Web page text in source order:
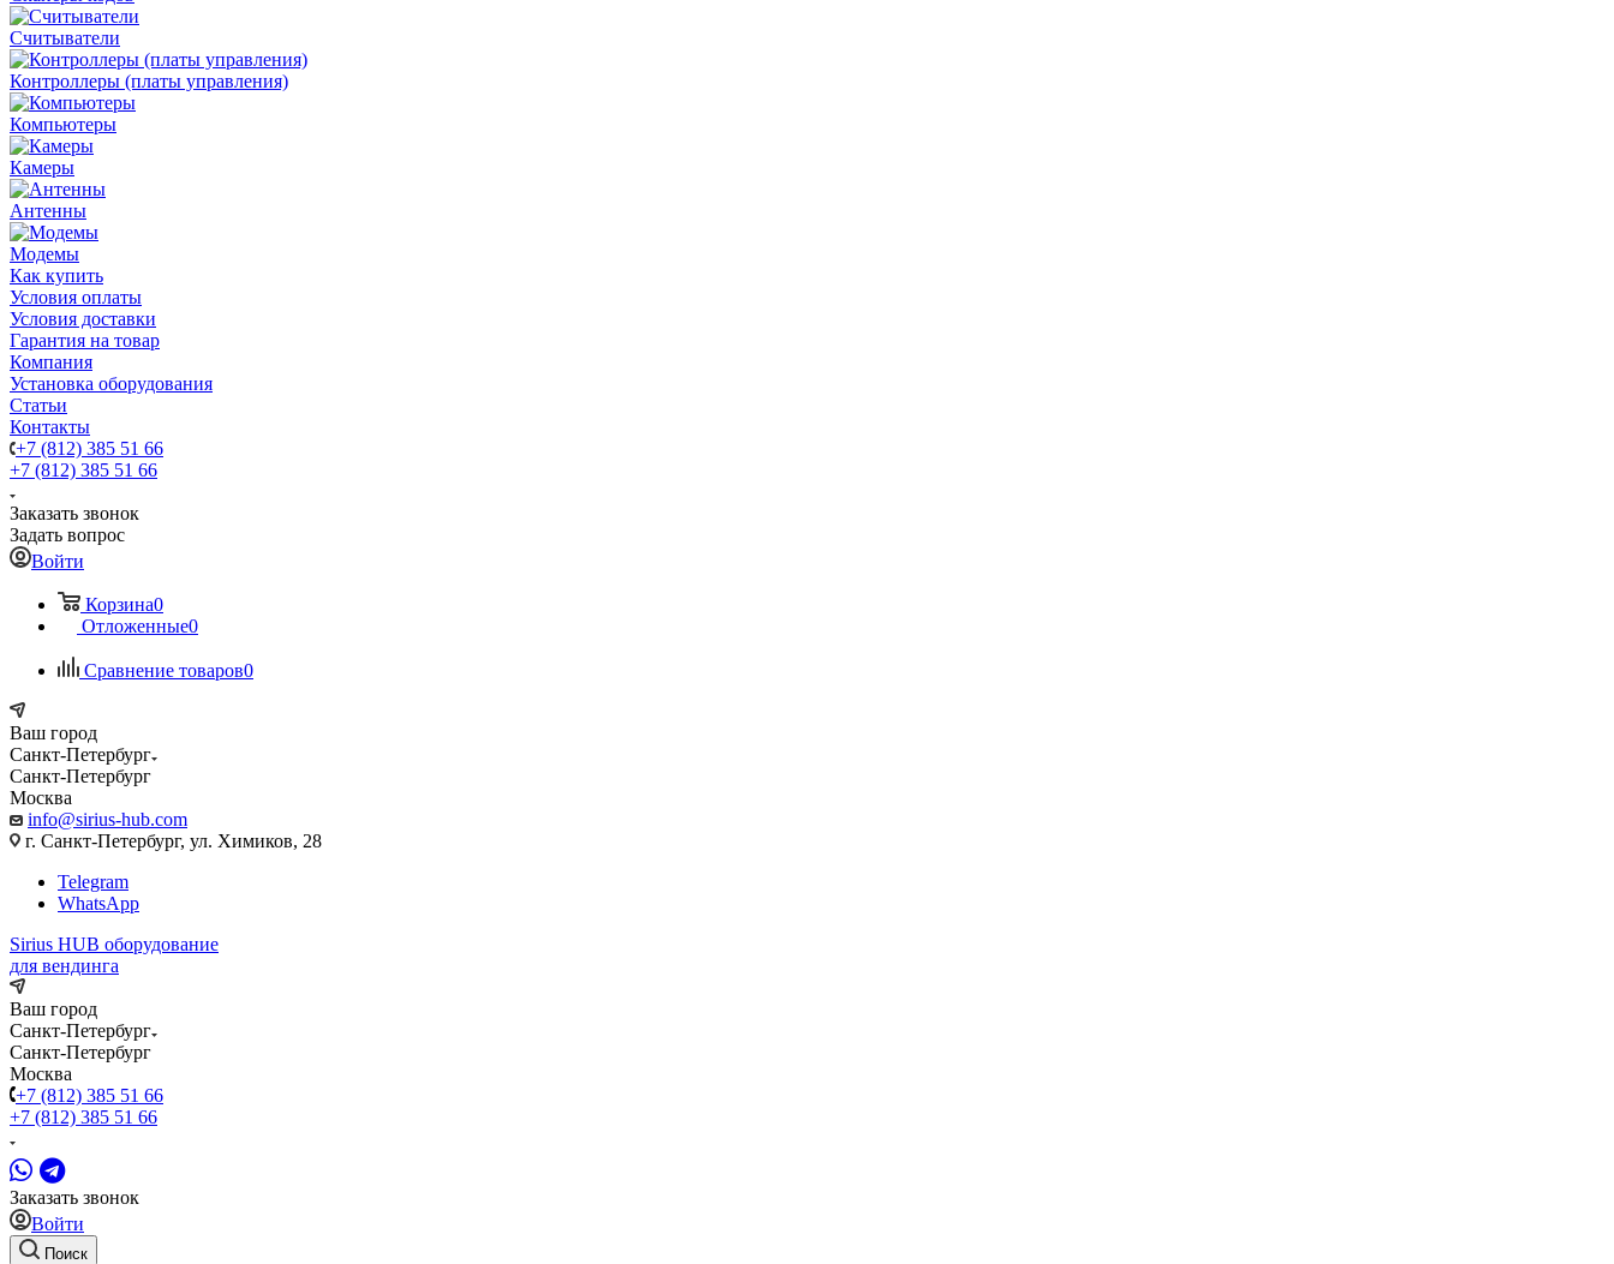
Считыватели
Контроллеры (платы управления)
Компьютеры
Камеры
Антенны
Модемы
Как купить
Условия оплаты
Условия доставки
Гарантия на товар
Компания
Установка оборудования
Статьи
Контакты
+7 (812) 385 51 66
+7 (812) 385 51 66
Заказать звонок
Задать вопрос
Войти
Корзина0
Отложенные0
Сравнение товаров0
Ваш город
Санкт-Петербург
Санкт-Петербург
Москва
info@sirius-hub.com
г. Санкт-Петербург, ул. Химиков, 28
Telegram
WhatsApp
Sirius HUB оборудование
для вендинга
Ваш город
Санкт-Петербург
Санкт-Петербург
Москва
+7 (812) 385 51 66
+7 (812) 385 51 66
Заказать звонок
Войти
Поиск